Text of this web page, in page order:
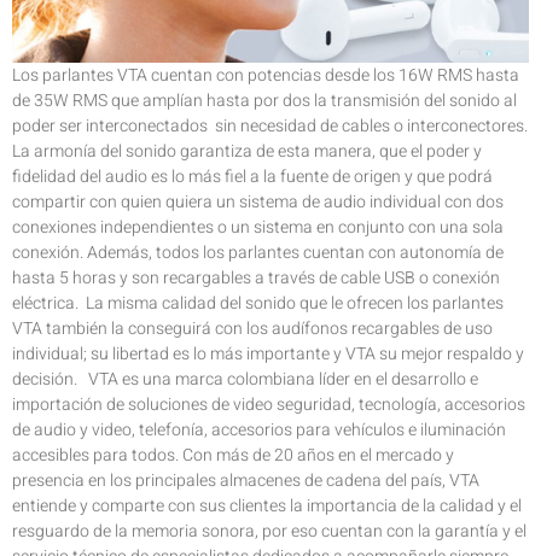
Los parlantes VTA cuentan con potencias desde los 16W RMS hasta
de 35W RMS que amplían hasta por dos la transmisión del sonido al
poder ser interconectados sin necesidad de cables o interconectores.
La armonía del sonido garantiza de esta manera, que el poder y
fidelidad del audio es lo más fiel a la fuente de origen y que podrá
compartir con quien quiera un sistema de audio individual con dos
conexiones independientes o un sistema en conjunto con una sola
conexión. Además, todos los parlantes cuentan con autonomía de
hasta 5 horas y son recargables a través de cable USB o conexión
eléctrica. La misma calidad del sonido que le ofrecen los parlantes
VTA también la conseguirá con los audífonos recargables de uso
individual; su libertad es lo más importante y VTA su mejor respaldo y
decisión. VTA es una marca colombiana líder en el desarrollo e
importación de soluciones de video seguridad, tecnología, accesorios
de audio y video, telefonía, accesorios para vehículos e iluminación
accesibles para todos. Con más de 20 años en el mercado y
presencia en los principales almacenes de cadena del país, VTA
entiende y comparte con sus clientes la importancia de la calidad y el
resguardo de la memoria sonora, por eso cuentan con la garantía y el